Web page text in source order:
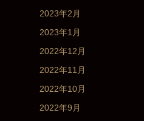
2023年2月
2023年1月
2022年12月
2022年11月
2022年10月
2022年9月